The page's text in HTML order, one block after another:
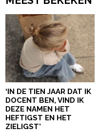
‘IN DE TIEN JAAR DAT IK
DOCENT BEN, VIND IK
DEZE NAMEN HET
HEFTIGST EN HET
ZIELIGST’